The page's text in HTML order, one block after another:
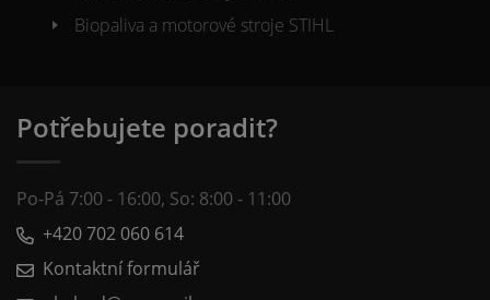
Biopaliva a motorové stroje STIHL
Potřebujete poradit?
Po-Pá 7:00 - 16:00, So: 8:00 - 11:00
+420 702 060 614
Kontaktní formulář